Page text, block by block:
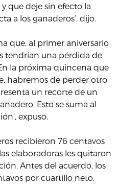
que deje sin efecto la
a los ganaderos’, dijo.
que, al primer aniversario
tendrían una pérdida de
la próxima quincena que
habremos de perder otro
un recorte de un
Esto se suma al
expuso.
recibieron 76 centavos
elaboradoras les quitaron
Antes del acuerdo, los
por cuartillo neto.